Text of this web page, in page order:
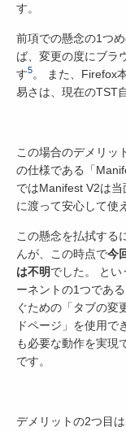
す。
前項での懸念の1つ
ば、変更の度にブラ
す5。 また、Firefox
易さは、現在のTST
この場合のデメリッ
の仕様である「
ではManifest V2は
に渡って安心して使
この懸念を払拭する
んが、この時点で今
は不明でした。 と
ーネントの1つであ
ぐための「タブの変
ドページ」を使用で
も必要な動作を実現
です。
デメリットの2つ目